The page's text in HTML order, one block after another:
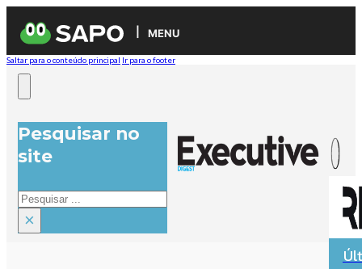
MENU
Saltar para o conteúdo principal Ir para o footer
Pesquisar no
site
Pesquisar
×